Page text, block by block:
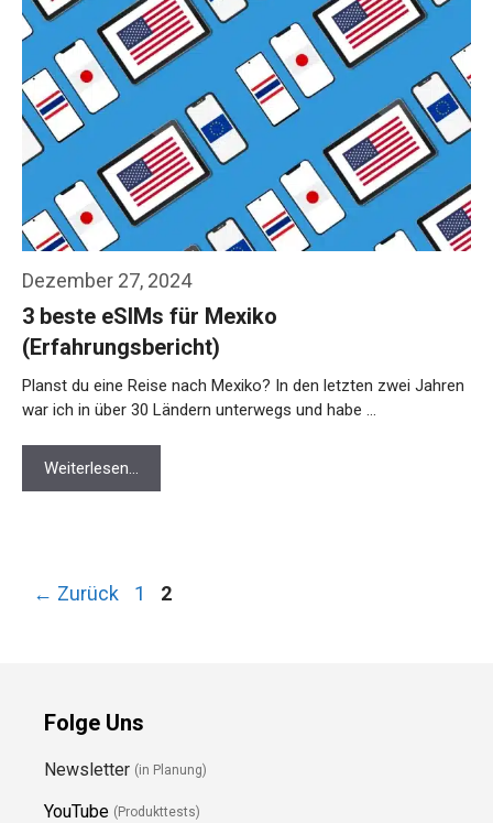
Dezember 27, 2024
3 beste eSIMs für Mexiko
(Erfahrungsbericht)
Planst du eine Reise nach Mexiko? In den letzten zwei Jahren
war ich in über 30 Ländern unterwegs und habe …
Weiterlesen…
← Zurück Seite
1 Seite
2
Folge Uns
Newsletter (in Planung)
YouTube (Produkttests)